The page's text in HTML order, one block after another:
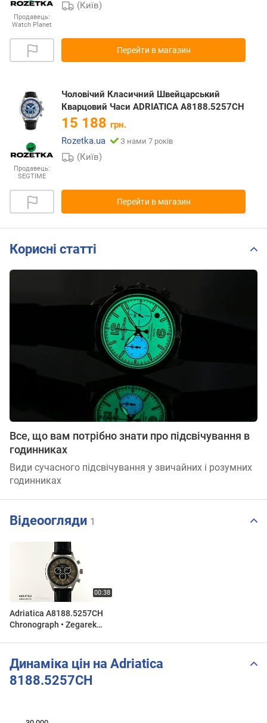
Продавець:
Watch Planet
(Київ)
Перейти в магазин
Продавець:
SEGTIME
Чоловічий Класичний Швейцарський
Кварцовий Часи ADRIATICA A8188.5257CH
15 188 грн.
Rozetka.ua
З нами 7 років
(Київ)
Перейти в магазин
Корисні статті
Все, що вам потрібно знати про підсвічування в
годинниках
Види сучасного підсвічування у звичайних і розумних
годинниках
Відеоогляди 1
Adriatica A8188.5257CH
Chronograph • Zegarek
Динаміка цін на Adriatica
8188.5257CH